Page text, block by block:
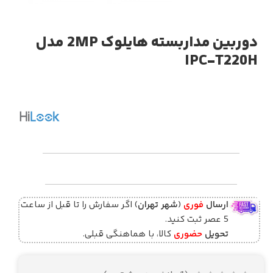
دوربین مداربسته هایلوک 2MP مدل
IPC-T220H
ارسال فوری (شهر تهران) اگر سفارش را تا قبل از ساعت
5 عصر ثبت کنید.
تحویل حضوری کالا، با هماهنگی قبلی.